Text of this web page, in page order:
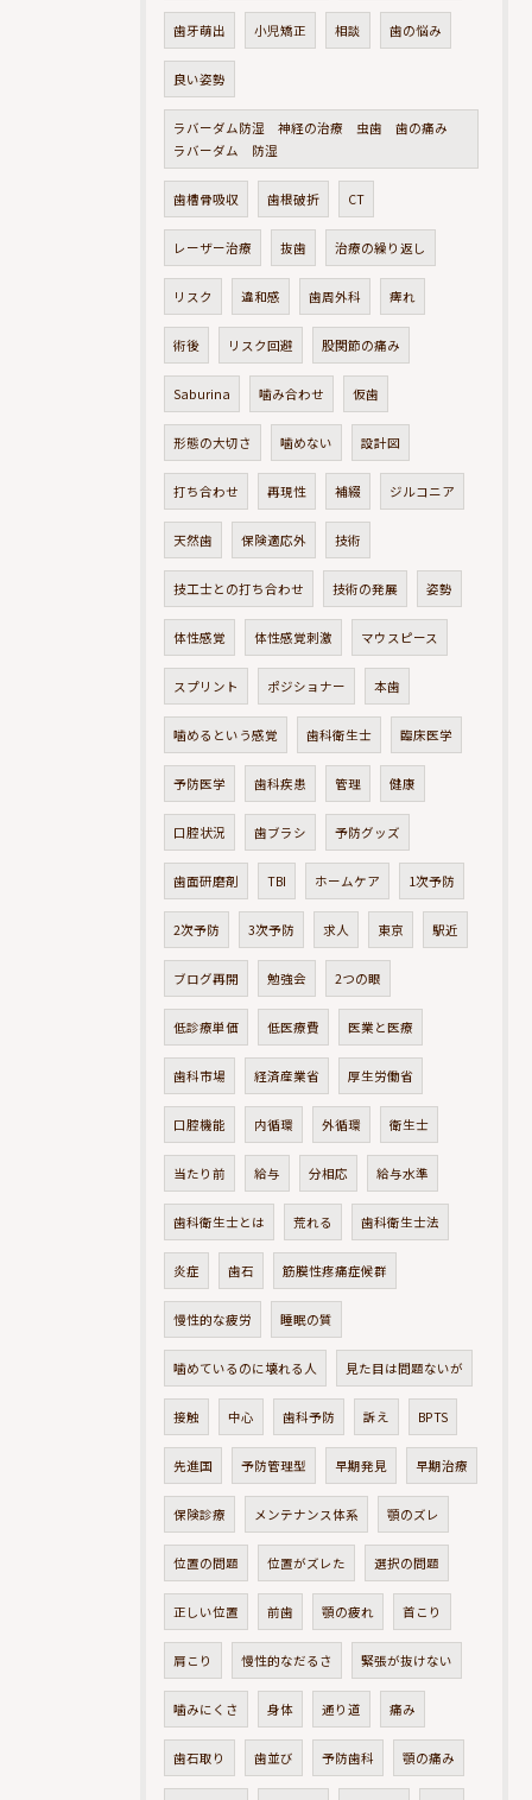
歯牙萌出 小児矯正 相談 歯の悩み
良い姿勢
ラバーダム防湿 神経の治療 虫歯 歯の痛み
ラバーダム 防湿
歯槽骨吸収 歯根破折 CT
レーザー治療 抜歯 治療の繰り返し
リスク 違和感 歯周外科 痺れ
術後 リスク回避 股関節の痛み
Saburina 噛み合わせ 仮歯
形態の大切さ 噛めない 設計図
打ち合わせ 再現性 補綴 ジルコニア
天然歯 保険適応外 技術
技工士との打ち合わせ 技術の発展 姿勢
体性感覚 体性感覚刺激 マウスピース
スプリント ポジショナー 本歯
噛めるという感覚 歯科衛生士 臨床医学
予防医学 歯科疾患 管理 健康
口腔状況 歯ブラシ 予防グッズ
歯面研磨剤 TBI ホームケア 1次予防
2次予防 3次予防 求人 東京 駅近
ブログ再開 勉強会 2つの眼
低診療単価 低医療費 医業と医療
歯科市場 経済産業省 厚生労働省
口腔機能 内循環 外循環 衛生士
当たり前 給与 分相応 給与水準
歯科衛生士とは 荒れる 歯科衛生士法
炎症 歯石 筋膜性疼痛症候群
慢性的な疲労 睡眠の質
噛めているのに壊れる人 見た目は問題ないが
接触 中心 歯科予防 訴え BPTS
先進国 予防管理型 早期発見 早期治療
保険診療 メンテナンス体系 顎のズレ
位置の問題 位置がズレた 選択の問題
正しい位置 前歯 顎の疲れ 首こり
肩こり 慢性的なだるさ 緊張が抜けない
噛みにくさ 身体 通り道 痛み
歯石取り 歯並び 予防歯科 顎の痛み